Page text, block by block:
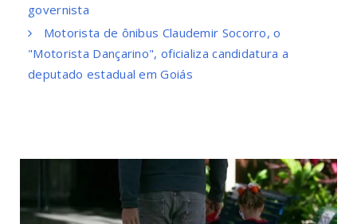
governista
Motorista de ônibus Claudemir Socorro, o
"Motorista Dançarino", oficializa candidatura a
deputado estadual em Goiás